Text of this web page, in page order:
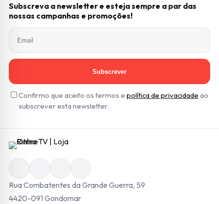
Subscreva a newsletter e esteja sempre a par das
nossas campanhas e promoções!
Subscrever
Confirmo que aceito os termos e política de privacidade ao
subscrever esta newsletter.
Rua Combatentes da Grande Guerra, 59
4420-091 Gondomar